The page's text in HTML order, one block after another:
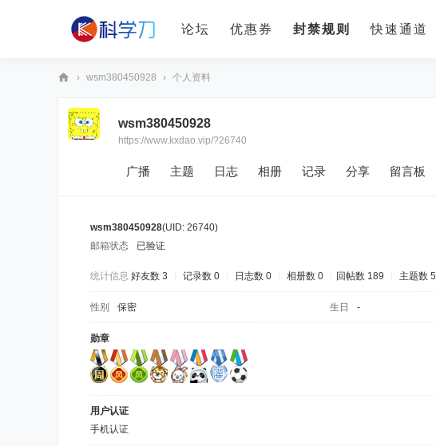
论坛 优惠券 封禁规则 快速通道
学
› wsm380450928 › 个人资料
wsm380450928
https://www.kxdao.vip/?26740
广播 主题 日志 相册 记录 分享 留言板
wsm380450928(UID: 26740)
邮箱状态
已验证
统计信息 好友数 3 记录数 0 日志数 0 相册数 0 回帖数 189 主题数 5
性别 保密 生日 -
勋章
用户认证
手机认证